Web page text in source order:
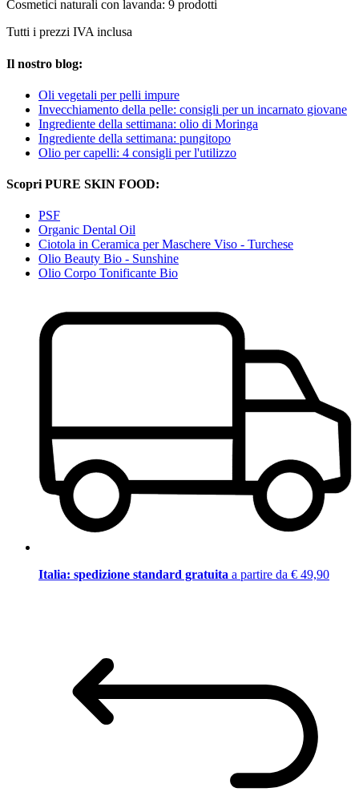
Cosmetici naturali con lavanda: 9 prodotti
Tutti i prezzi IVA inclusa
Il nostro blog:
Oli vegetali per pelli impure
Invecchiamento della pelle: consigli per un incarnato giovane
Ingrediente della settimana: olio di Moringa
Ingrediente della settimana: pungitopo
Olio per capelli: 4 consigli per l'utilizzo
Scopri PURE SKIN FOOD:
PSF
Organic Dental Oil
Ciotola in Ceramica per Maschere Viso - Turchese
Olio Beauty Bio - Sunshine
Olio Corpo Tonificante Bio
Italia: spedizione standard gratuita a partire da € 49,90